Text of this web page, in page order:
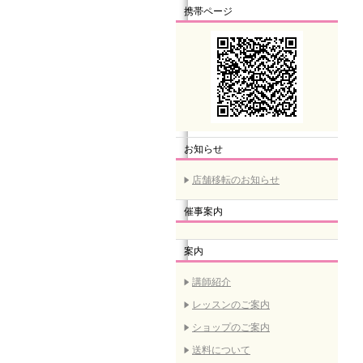
携帯ページ
お知らせ
店舗移転のお知らせ
催事案内
案内
講師紹介
レッスンのご案内
ショップのご案内
送料について